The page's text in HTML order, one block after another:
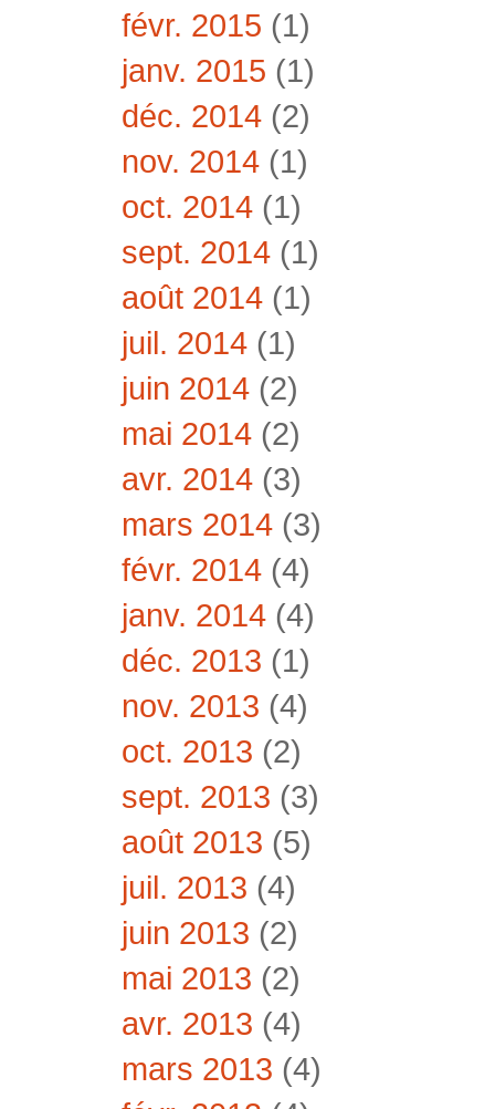
févr. 2015 (1)
janv. 2015 (1)
déc. 2014 (2)
nov. 2014 (1)
oct. 2014 (1)
sept. 2014 (1)
août 2014 (1)
juil. 2014 (1)
juin 2014 (2)
mai 2014 (2)
avr. 2014 (3)
mars 2014 (3)
févr. 2014 (4)
janv. 2014 (4)
déc. 2013 (1)
nov. 2013 (4)
oct. 2013 (2)
sept. 2013 (3)
août 2013 (5)
juil. 2013 (4)
juin 2013 (2)
mai 2013 (2)
avr. 2013 (4)
mars 2013 (4)